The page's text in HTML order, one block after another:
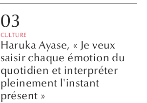
CULTURE
Haruka Ayase, « Je veux
saisir chaque émotion du
quotidien et interpréter
pleinement l'instant
présent »